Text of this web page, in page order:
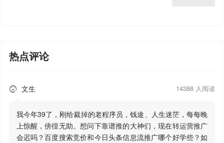
热点评论
 文生 14388 人阅读
我今年39了，刚给裁掉的老程序员，钱途、人生迷茫，每每晚
上惊醒，傍徨无助。想问下靠谱推的大神们，现在转运营推广
会迟吗？百度搜索竞价和今日头条信息流推广哪个好学些？如